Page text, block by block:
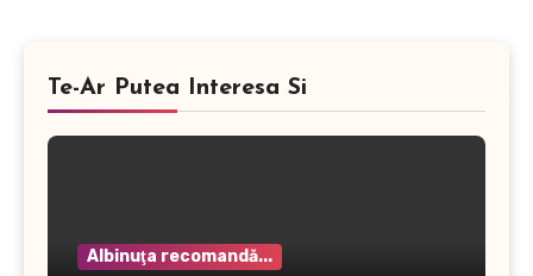
Te-Ar Putea Interesa Si
Albinuţa recomandă...